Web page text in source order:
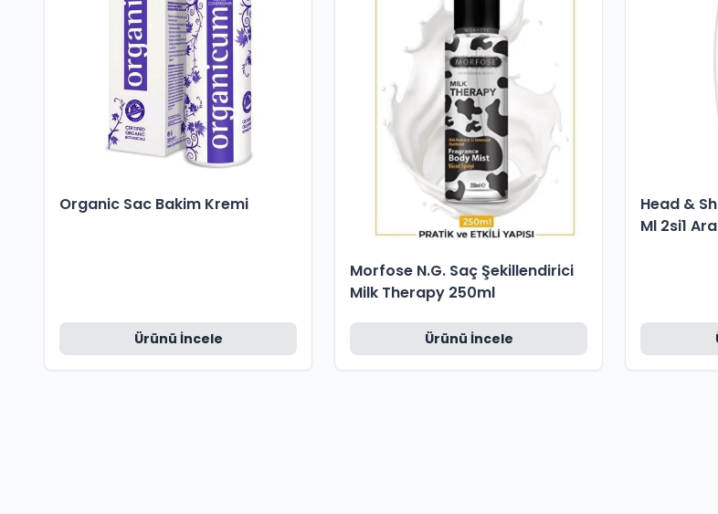
Organic Sac Bakim Kremi
Ürünü İncele
Morfose N.G. Saç Şekillendirici
Milk Therapy 250ml
Ürünü İncele
Head &
Ml 2si1